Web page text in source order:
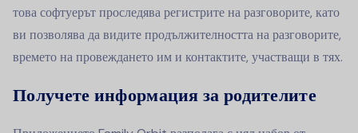
това софтуерът проследява регистрите на разговорите, като
ви позволява да видите продължителността на разговорите,
времето на провеждането им и контактите, участващи в тях.
Получете информация за родителите